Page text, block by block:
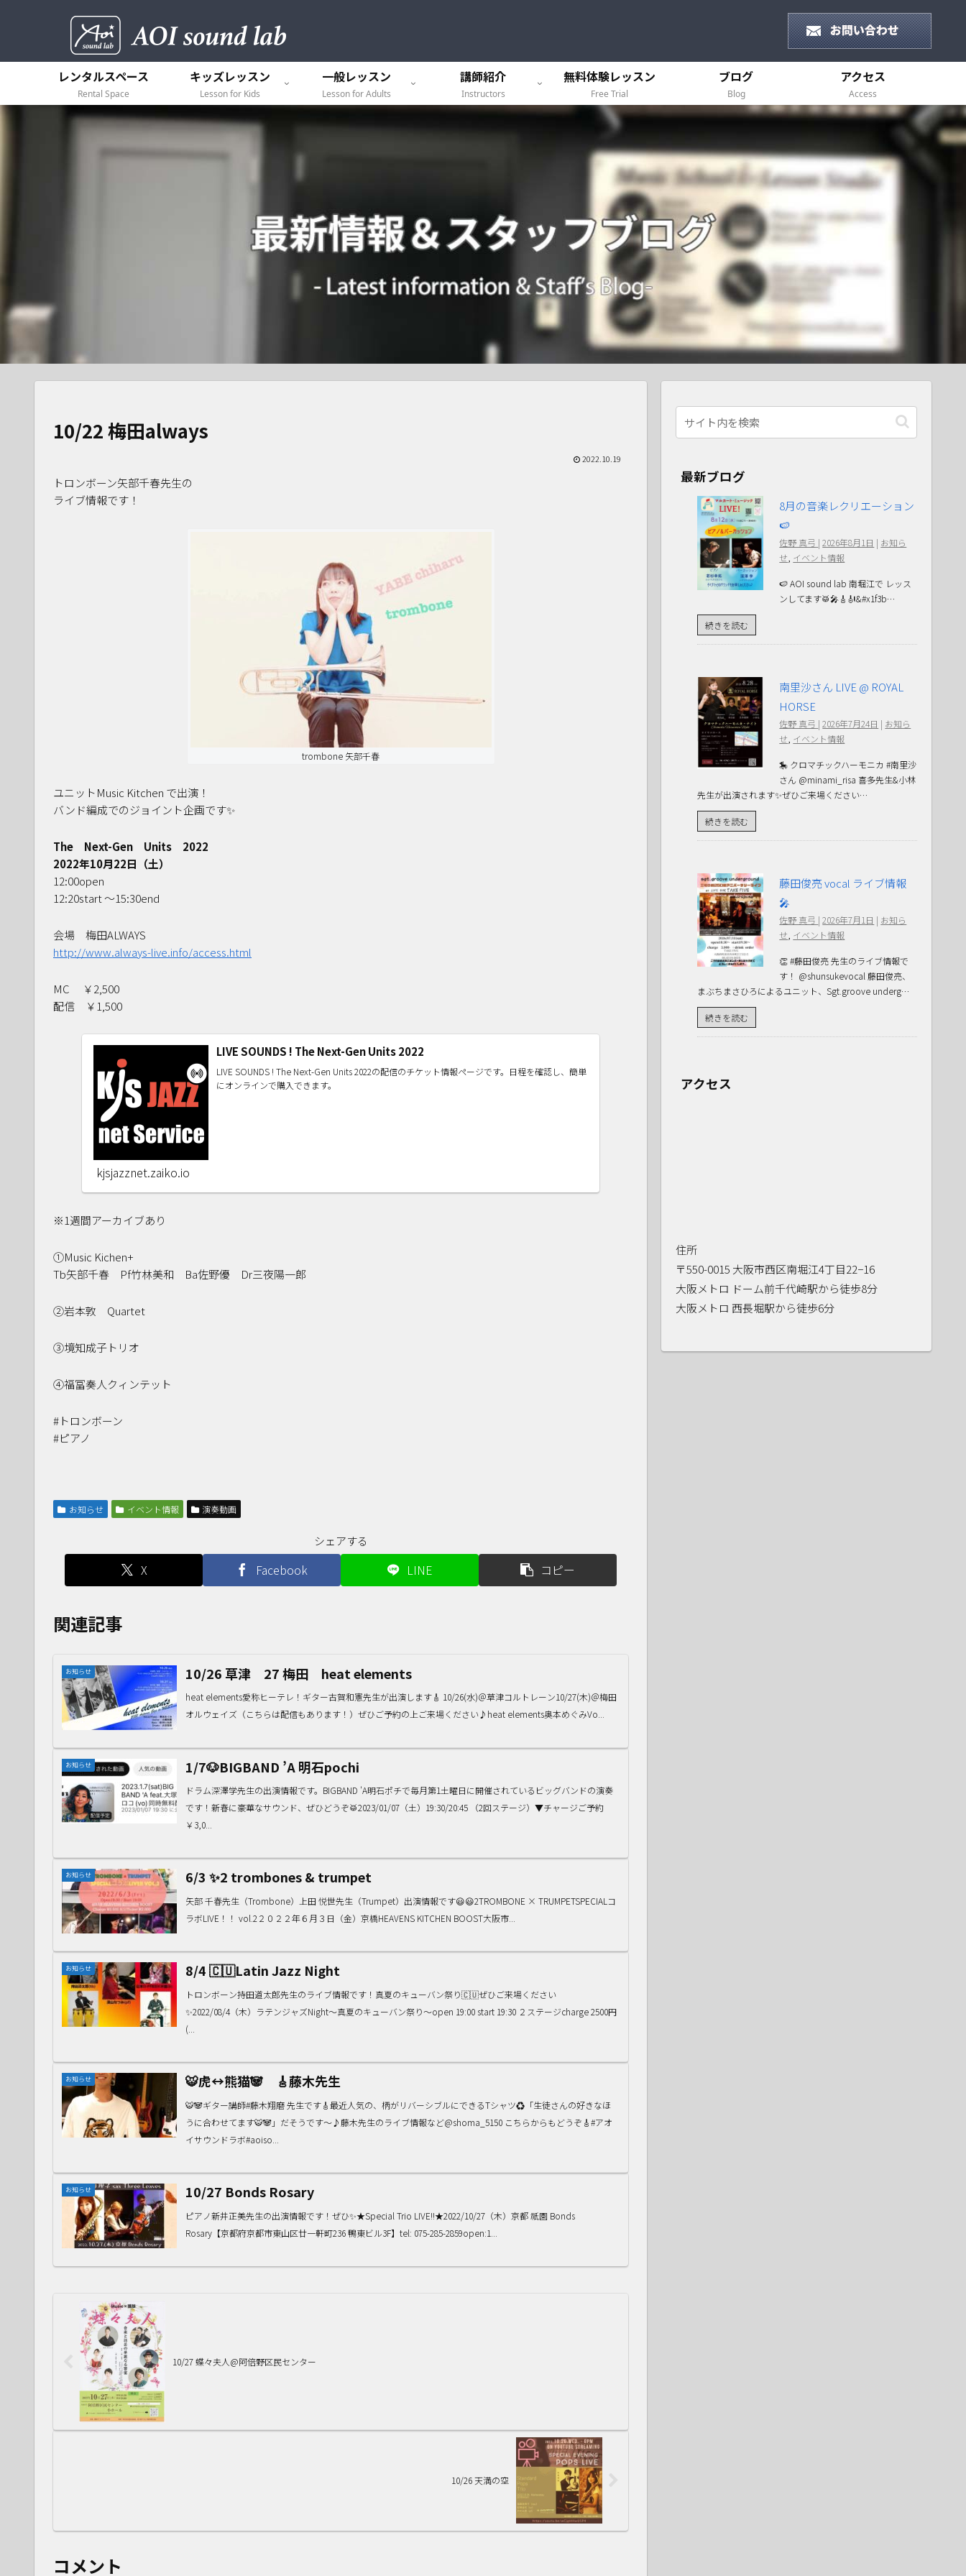
レンタルスペース
Rental Space
キッズレッスン
Lesson for Kids
一般レッスン
Lesson for Adults
講師紹介
Instructors
無料体験レッスン
Free Trial
ブログ
Blog
アクセス
Access
10/22 梅田always
2022.10.19
トロンボーン矢部千春先生の
ライブ情報です！
trombone 矢部千春
ユニットMusic Kitchen で出演！
バンド編成でのジョイント企画です✨
The Next-Gen Units 2022
2022年10月22日（土）
12:00open
12:20start ～15:30end
会場 梅田ALWAYS
http://www.always-live.info/access.html
MC ￥2,500
配信 ￥1,500
LIVE SOUNDS ! The Next-Gen Units 2022
LIVE SOUNDS ! The Next-Gen Units 2022の配信のチケット情報ページです。日程を確認し、簡単
にオンラインで購入できます。
kjsjazznet.zaiko.io
※1週間アーカイブあり
①Music Kichen+
Tb矢部千春 Pf竹林美和 Ba佐野優 Dr三夜陽一郎
②岩本敦 Quartet
③境知成子トリオ
④福冨奏人クィンテット
#トロンボーン
#ピアノ
お知らせ イベント情報 演奏動画
シェアする
X Facebook LINE コピー
関連記事
お知らせ 10/26 草津 27 梅田 heat elements
heat elements愛称ヒーテレ！ギター古賀和憲先生が出演します🎸 10/26(水)＠草津コルトレーン10/27(木)＠梅田
オルウェイズ（こちらは配信もあります！）ぜひご予約の上ご来場ください♪heat elements奥本めぐみVo...
お知らせ 1/7🐶BIGBAND ’A 明石pochi
ドラム深澤学先生の出演情報です。BIGBAND 'A明石ポチで毎月第1土曜日に開催されているビッグバンドの演奏
です！新春に豪華なサウンド、ぜひどうぞ🥁2023/01/07（土）19:30/20:45 （2回ステージ）▼チャージご予約
￥3,0...
お知らせ 6/3 ✨2 trombones & trumpet
矢部 千春先生（Trombone）上田 悦世先生（Trumpet）出演情報です😃😃2TROMBONE × TRUMPETSPECIALコ
ラボLIVE！！ vol.2２０２２年６月３日（金）京橋HEAVENS KITCHEN BOOST大阪市...
お知らせ 8/4 🇨🇺Latin Jazz Night
トロンボーン持田道太郎先生のライブ情報です！真夏のキューバン祭り🇨🇺ぜひご来場ください
✨2022/08/4（木）ラテンジャズNight～真夏のキューバン祭り～open 19:00 start 19:30 ２ステージcharge 2500円
(...
お知らせ 🐯虎↔︎熊猫🐼 🎸藤木先生
🐯🐼ギター講師#藤木翔磨 先生です🎸最近人気の、柄がリバーシブルにできるTシャツ♻️「生徒さんの好きなほ
うに合わせてます🐯🐼」だそうです〜♪藤木先生のライブ情報など@shoma_5150 こちらからもどうぞ🎸#アオ
イサウンドラボ#aoiso...
お知らせ 10/27 Bonds Rosary
ピアノ新井正美先生の出演情報です！ぜひ✨★Special Trio LIVE!!★2022/10/27（木）京都 祇園 Bonds
Rosary【京都府京都市東山区廿一軒町236 鴨東ビル3F】tel: 075-285-2859open:1...
10/27 蝶々夫人@阿倍野区民センター
10/26 天満の空
コメント
最新ブログ
8月の音楽レクリエーション
🍉
佐野 真弓 | 2026年8月1日 | お知ら
せ イベント情報
🍉 AOI sound lab 南堀江で レッス
ンしてます🥁🎤🎸🎻&#x1f3b…
続きを読む
南里沙さん LIVE @ ROYAL
HORSE
佐野 真弓 | 2026年7月24日 | お知ら
せ イベント情報
🎠 クロマチックハーモニカ #南里沙
さん @minami_risa 喜多先生&小林
先生が出演されます✨ぜひご来場ください…
続きを読む
藤田俊亮 vocal ライブ情報
🎤
佐野 真弓 | 2026年7月1日 | お知ら
せ イベント情報
👏 #藤田俊亮 先生のライブ情報で
す！ @shunsukevocal 藤田俊亮、
まぶちまさひろによるユニット、Sgt.groove underg…
続きを読む
アクセス
住所
〒550-0015 大阪市西区南堀江4丁目22−16
大阪メトロ ドーム前千代崎駅から徒歩8分
大阪メトロ 西長堀駅から徒歩6分